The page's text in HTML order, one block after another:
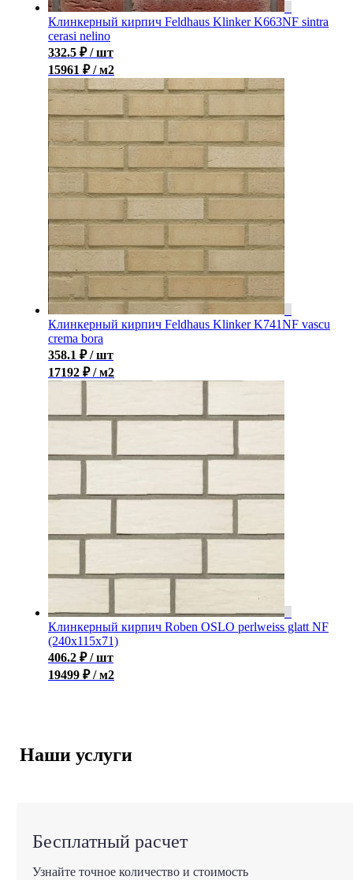
Клинкерный кирпич Feldhaus Klinker K663NF sintra
cerasi nelino
332.5 ₽ / шт
15961 ₽ / м2
Клинкерный кирпич Feldhaus Klinker K741NF vascu
crema bora
358.1 ₽ / шт
17192 ₽ / м2
Клинкерный кирпич Roben OSLO perlweiss glatt NF
(240x115x71)
406.2 ₽ / шт
19499 ₽ / м2
Наши услуги
Бесплатный расчет
Узнайте точное количество и стоимость